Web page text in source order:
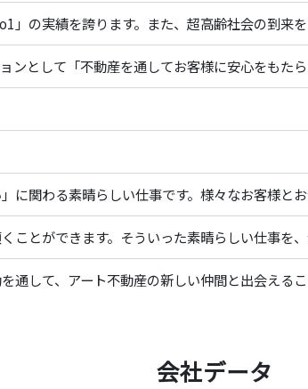
」の実績を誇ります。また、超高齢社会の到来
ンとして「不動産を通してお客様に安心をもた
に関わる素晴らしい仕事です。様々なお客様と
ことができます。そういった素晴らしい仕事を
通して、アート不動産の新しい仲間と出会える
会社データ